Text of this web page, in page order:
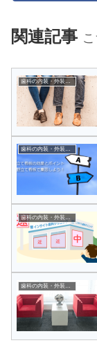
関連記事
歯科の内装・外装・看板
歯科の内装・外装・看板
歯科の内装・外装・看板